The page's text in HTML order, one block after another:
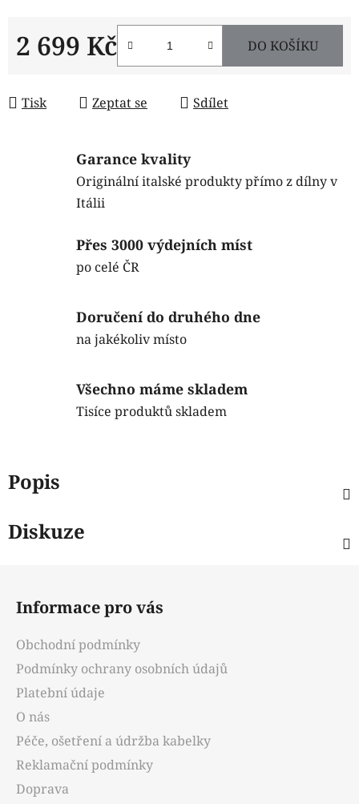
2 699 Kč DO KOŠÍKU
Tisk Zeptat se Sdílet
Garance kvality
Originální italské produkty přímo z dílny v
Itálii
Přes 3000 výdejních míst
po celé ČR
Doručení do druhého dne
na jakékoliv místo
Všechno máme skladem
Tisíce produktů skladem
Popis
Diskuze
Informace pro vás
Obchodní podmínky
Podmínky ochrany osobních údajů
Platební údaje
O nás
Péče, ošetření a údržba kabelky
Reklamační podmínky
Doprava